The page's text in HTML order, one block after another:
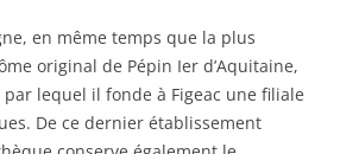
en même temps que la plus
original de Pépin Ier d’Aquitaine,
lequel il fonde à Figeac une filiale
De ce dernier établissement